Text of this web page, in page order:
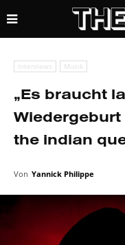
Interviews Musik
„Es braucht
Wiedergeburt
the indian
Von Yannick Philippe